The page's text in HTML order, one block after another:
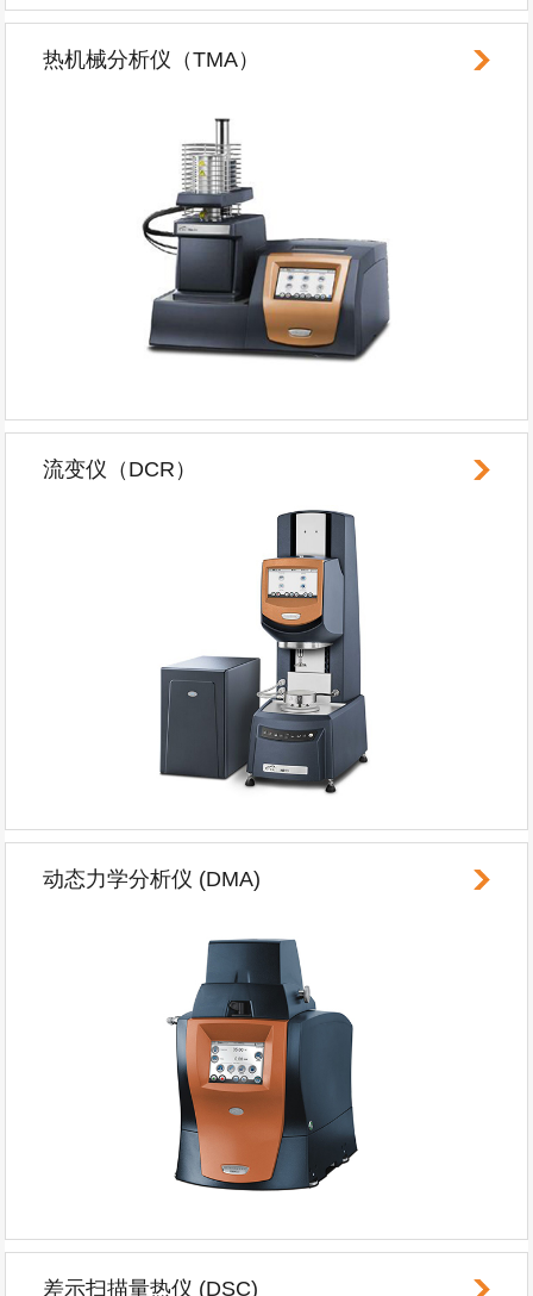
热机械分析仪（TMA）
流变仪（DCR）
动态力学分析仪 (DMA)
差示扫描量热仪 (DSC)